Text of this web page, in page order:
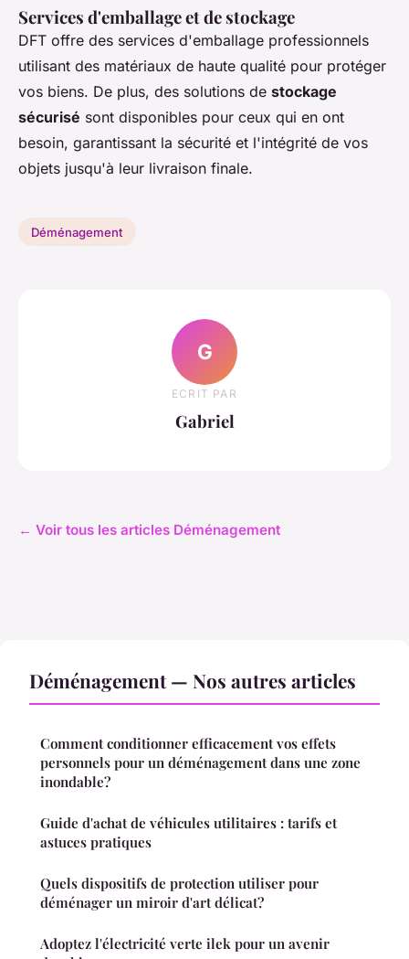
Services d'emballage et de stockage
DFT offre des services d'emballage professionnels
utilisant des matériaux de haute qualité pour protéger
vos biens. De plus, des solutions de stockage
sécurisé sont disponibles pour ceux qui en ont
besoin, garantissant la sécurité et l'intégrité de vos
objets jusqu'à leur livraison finale.
Déménagement
G
ECRIT PAR
Gabriel
← Voir tous les articles Déménagement
Déménagement — Nos autres articles
Comment conditionner efficacement vos effets
personnels pour un déménagement dans une zone
inondable?
Guide d'achat de véhicules utilitaires : tarifs et
astuces pratiques
Quels dispositifs de protection utiliser pour
déménager un miroir d'art délicat?
Adoptez l'électricité verte ilek pour un avenir